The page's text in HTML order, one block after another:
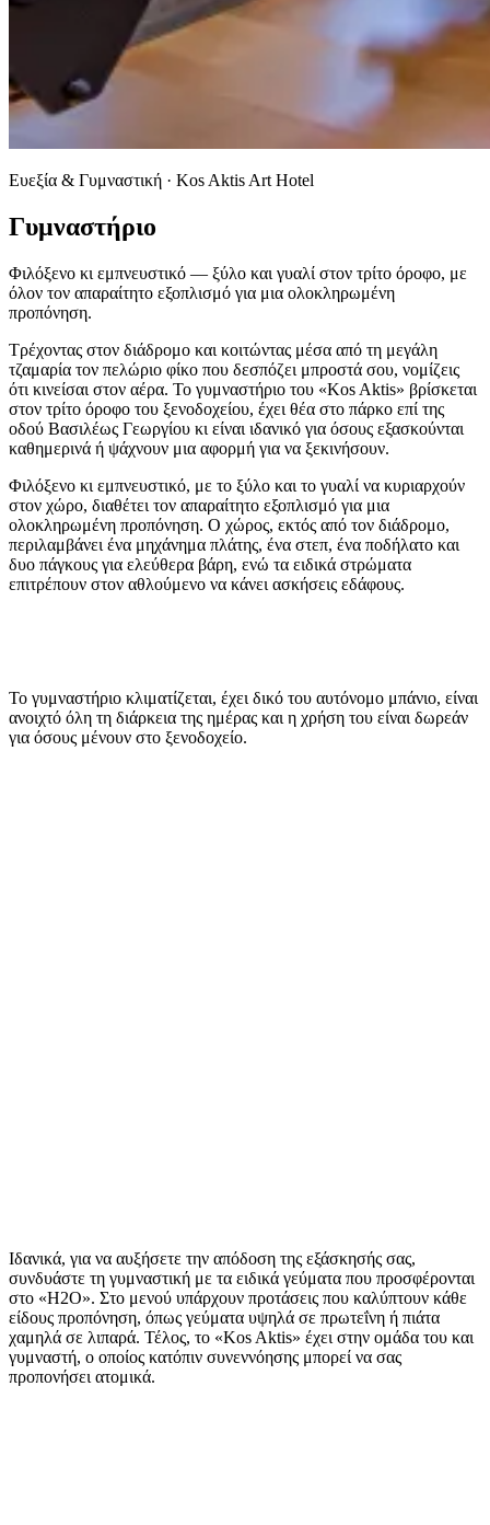
Ευεξία & Γυμναστική · Kos Aktis Art Hotel
Γυμναστήριο
Φιλόξενο κι εμπνευστικό — ξύλο και γυαλί στον τρίτο όροφο, με
όλον τον απαραίτητο εξοπλισμό για μια ολοκληρωμένη
προπόνηση.
Τρέχοντας στον διάδρομο και κοιτώντας μέσα από τη μεγάλη
τζαμαρία τον πελώριο φίκο που δεσπόζει μπροστά σου, νομίζεις
ότι κινείσαι στον αέρα. Το γυμναστήριο του «Kos Aktis» βρίσκεται
στον τρίτο όροφο του ξενοδοχείου, έχει θέα στο πάρκο επί της
οδού Βασιλέως Γεωργίου κι είναι ιδανικό για όσους εξασκούνται
καθημερινά ή ψάχνουν μια αφορμή για να ξεκινήσουν.
Φιλόξενο κι εμπνευστικό, με το ξύλο και το γυαλί να κυριαρχούν
στον χώρο, διαθέτει τον απαραίτητο εξοπλισμό για μια
ολοκληρωμένη προπόνηση. Ο χώρος, εκτός από τον διάδρομο,
περιλαμβάνει ένα μηχάνημα πλάτης, ένα στεπ, ένα ποδήλατο και
δυο πάγκους για ελεύθερα βάρη, ενώ τα ειδικά στρώματα
επιτρέπουν στον αθλούμενο να κάνει ασκήσεις εδάφους.
Το γυμναστήριο κλιματίζεται, έχει δικό του αυτόνομο μπάνιο, είναι
ανοιχτό όλη τη διάρκεια της ημέρας και η χρήση του είναι δωρεάν
για όσους μένουν στο ξενοδοχείο.
Ιδανικά, για να αυξήσετε την απόδοση της εξάσκησής σας,
συνδυάστε τη γυμναστική με τα ειδικά γεύματα που προσφέρονται
στο «H2O». Στο μενού υπάρχουν προτάσεις που καλύπτουν κάθε
είδους προπόνηση, όπως γεύματα υψηλά σε πρωτεΐνη ή πιάτα
χαμηλά σε λιπαρά. Τέλος, το «Kos Aktis» έχει στην ομάδα του και
γυμναστή, ο οποίος κατόπιν συνεννόησης μπορεί να σας
προπονήσει ατομικά.